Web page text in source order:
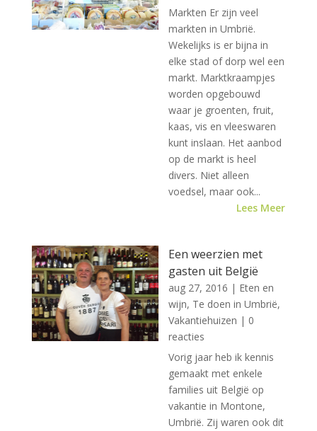
Markten Er zijn veel
markten in Umbrië.
Wekelijks is er bijna in
elke stad of dorp wel een
markt. Marktkraampjes
worden opgebouwd
waar je groenten, fruit,
kaas, vis en vleeswaren
kunt inslaan. Het aanbod
op de markt is heel
divers. Niet alleen
voedsel, maar ook...
Lees Meer
Een weerzien met
gasten uit België
aug 27, 2016 | Eten en
wijn, Te doen in Umbrië,
Vakantiehuizen | 0
reacties
Vorig jaar heb ik kennis
gemaakt met enkele
families uit België op
vakantie in Montone,
Umbrië. Zij waren ook dit